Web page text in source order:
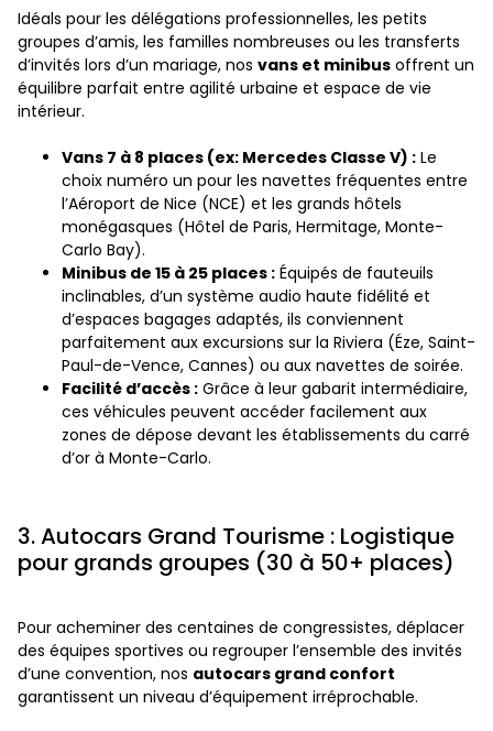
Idéals pour les délégations professionnelles, les petits
groupes d’amis, les familles nombreuses ou les transferts
d’invités lors d’un mariage, nos vans et minibus offrent un
équilibre parfait entre agilité urbaine et espace de vie
intérieur.
Vans 7 à 8 places (ex: Mercedes Classe V) : Le
choix numéro un pour les navettes fréquentes entre
l’Aéroport de Nice (NCE) et les grands hôtels
monégasques (Hôtel de Paris, Hermitage, Monte-
Carlo Bay).
Minibus de 15 à 25 places : Équipés de fauteuils
inclinables, d’un système audio haute fidélité et
d’espaces bagages adaptés, ils conviennent
parfaitement aux excursions sur la Riviera (Éze, Saint-
Paul-de-Vence, Cannes) ou aux navettes de soirée.
Facilité d’accès : Grâce à leur gabarit intermédiaire,
ces véhicules peuvent accéder facilement aux
zones de dépose devant les établissements du carré
d’or à Monte-Carlo.
3. Autocars Grand Tourisme : Logistique
pour grands groupes (30 à 50+ places)
Pour acheminer des centaines de congressistes, déplacer
des équipes sportives ou regrouper l’ensemble des invités
d’une convention, nos autocars grand confort
garantissent un niveau d’équipement irréprochable.